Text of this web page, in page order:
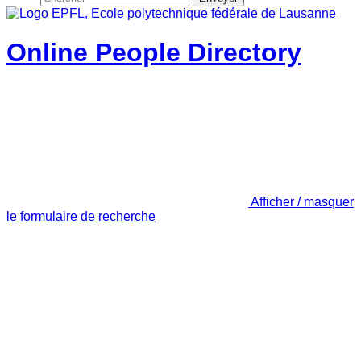
Online People Directory
Afficher / masquer
le formulaire de recherche